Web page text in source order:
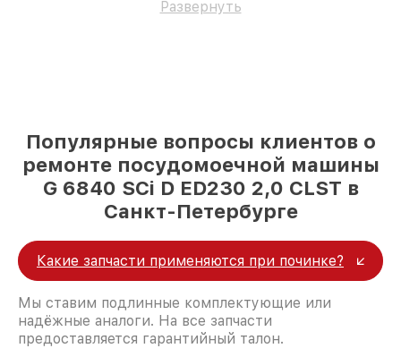
Развернуть
Популярные вопросы клиентов о
ремонте посудомоечной машины
G 6840 SCi D ED230 2,0 CLST в
Санкт-Петербурге
Какие запчасти применяются при починке?
Мы ставим подлинные комплектующие или
надёжные аналоги. На все запчасти
предоставляется гарантийный талон.